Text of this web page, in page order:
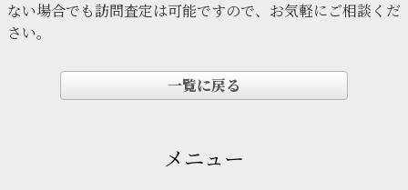
ない場合でも訪問査定は可能ですので、お気軽にご相談くだ
さい。
一覧に戻る
メニュー